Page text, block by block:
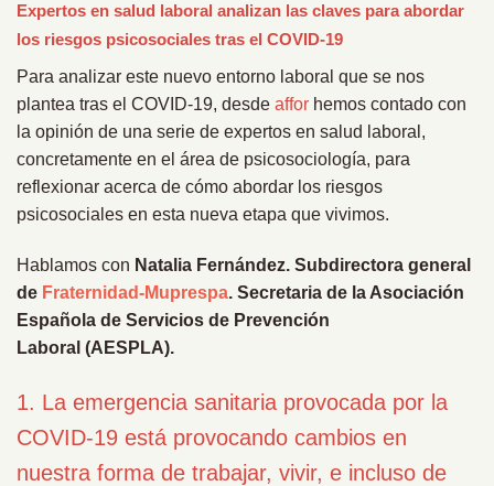
Expertos en salud laboral analizan las claves para abordar
los riesgos psicosociales tras el COVID-19
Para analizar este nuevo entorno laboral que se nos
plantea tras el COVID-19, desde affor hemos contado con
la opinión de una serie de expertos en salud laboral,
concretamente en el área de psicosociología, para
reflexionar acerca de cómo abordar los riesgos
psicosociales en esta nueva etapa que vivimos.
Hablamos con Natalia Fernández. Subdirectora general
de Fraternidad-Muprespa. Secretaria de la Asociación
Española de Servicios de Prevención
Laboral (AESPLA).
1. La emergencia sanitaria provocada por la
COVID-19 está provocando cambios en
nuestra forma de trabajar, vivir, e incluso de